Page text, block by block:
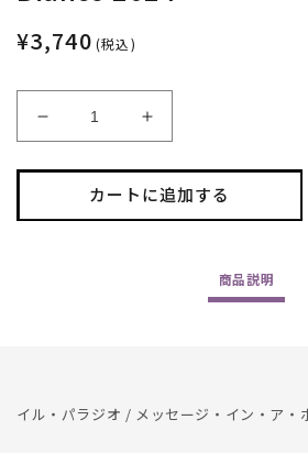
¥3,740 (税込)
Palagio
/
Message
in
を
Il
Palagio
/
Message
in
を
カートに追加する
商品説明
イル・パラジオ / メッセージ・イン・ア・